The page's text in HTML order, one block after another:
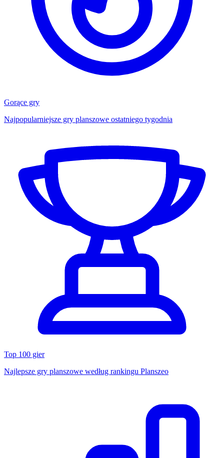
Gorące gry
Najpopularniejsze gry planszowe ostatniego tygodnia
Top 100 gier
Najlepsze gry planszowe według rankingu Planszeo